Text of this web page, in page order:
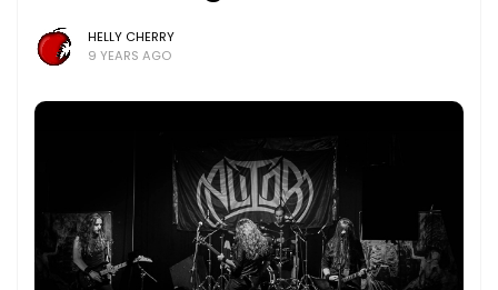
HELLY CHERRY
9 YEARS AGO